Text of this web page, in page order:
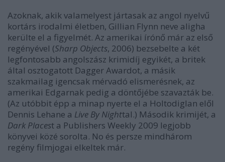
Azoknak, akik valamelyest jártasak az angol nyelvű
kortárs irodalmi életben, Gillian Flynn neve aligha
kerülte el a figyelmét. Az amerikai írónő már az első
regényével (Sharp Objects, 2006) bezsebelte a két
legfontosabb angolszász krimidíj egyikét, a britek
által osztogatott Dagger Awardot, a másik
szakmailag igencsak mérvadó elismerésnek, az
amerikai Edgarnak pedig a döntőjébe szavazták be.
(Az utóbbit épp a minap nyerte el a Holtodiglan elől
Dennis Lehane a Live By Nighttal.) Második krimijét, a
Dark Placest a Publishers Weekly 2009 legjobb
könyvei közé sorolta. No és persze mindhárom
regény filmjogai elkeltek már.